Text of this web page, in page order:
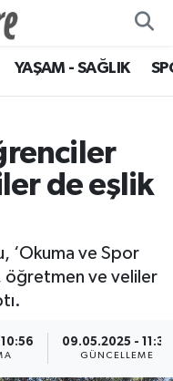
YAŞAM - SAĞLIK
de eşlik
‘Okuma ve Spor
öğretmen ve veliler
09.05.2025 - 11:33
GÜNCELLEME